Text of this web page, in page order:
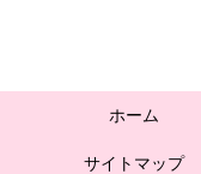
ホーム
サイトマップ